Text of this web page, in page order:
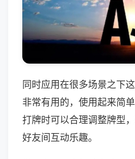
同时应用在很多场景之下
非常有用的，使用起来简
打牌时可以合理调整牌型
好友间互动乐趣。